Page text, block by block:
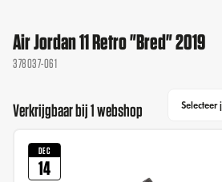
Air Jordan 11 Retro "Bred" 2019
378037-061
Verkrijgbaar bij 1 webshop
DEC
14